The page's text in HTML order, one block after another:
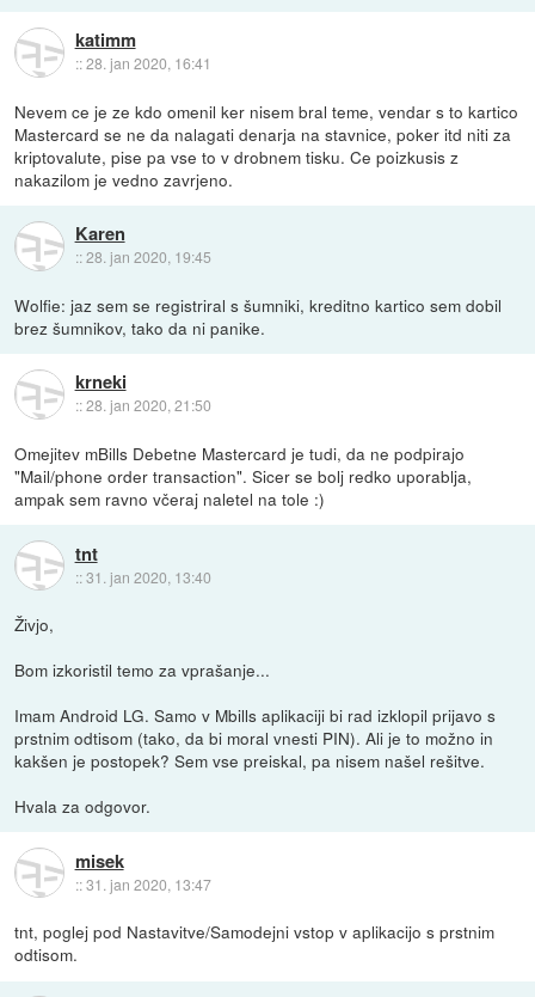
katimm
::28. jan 2020, 16:41
Nevem ce je ze kdo omenil ker nisem bral teme, vendar s to kartico
Mastercard se ne da nalagati denarja na stavnice, poker itd niti za
kriptovalute, pise pa vse to v drobnem tisku. Ce poizkusis z
nakazilom je vedno zavrjeno.
Karen
::28. jan 2020, 19:45
Wolfie: jaz sem se registriral s šumniki, kreditno kartico sem dobil
brez šumnikov, tako da ni panike.
krneki
::28. jan 2020, 21:50
Omejitev mBills Debetne Mastercard je tudi, da ne podpirajo
"Mail/phone order transaction". Sicer se bolj redko uporablja,
ampak sem ravno včeraj naletel na tole :)
tnt
::31. jan 2020, 13:40
Živjo,
Bom izkoristil temo za vprašanje...
Imam Android LG. Samo v Mbills aplikaciji bi rad izklopil prijavo s
prstnim odtisom (tako, da bi moral vnesti PIN). Ali je to možno in
kakšen je postopek? Sem vse preiskal, pa nisem našel rešitve.
Hvala za odgovor.
misek
::31. jan 2020, 13:47
tnt, poglej pod Nastavitve/Samodejni vstop v aplikacijo s prstnim
odtisom.